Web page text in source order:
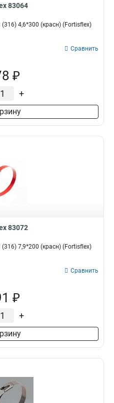
83064
4,6*300 (красн) (Fortisflex)
Сравнить
₽
+
83072
7,9*200 (красн) (Fortisflex)
Сравнить
₽
+